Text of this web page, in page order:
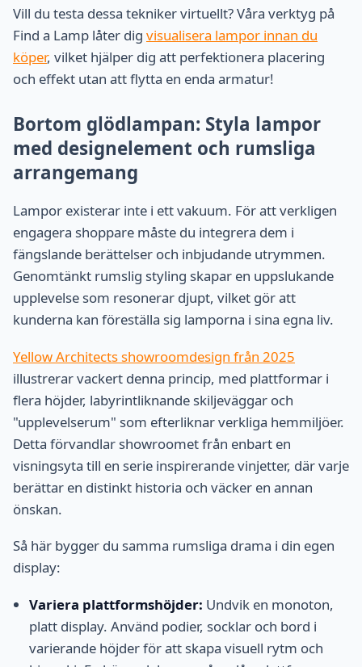
Vill du testa dessa tekniker virtuellt? Våra verktyg på
Find a Lamp låter dig visualisera lampor innan du
köper, vilket hjälper dig att perfektionera placering
och effekt utan att flytta en enda armatur!
Bortom glödlampan: Styla lampor
med designelement och rumsliga
arrangemang
Lampor existerar inte i ett vakuum. För att verkligen
engagera shoppare måste du integrera dem i
fängslande berättelser och inbjudande utrymmen.
Genomtänkt rumslig styling skapar en uppslukande
upplevelse som resonerar djupt, vilket gör att
kunderna kan föreställa sig lamporna i sina egna liv.
Yellow Architects showroomdesign från 2025
illustrerar vackert denna princip, med plattformar i
flera höjder, labyrintliknande skiljeväggar och
"upplevelserum" som efterliknar verkliga hemmiljöer.
Detta förvandlar showroomet från enbart en
visningsyta till en serie inspirerande vinjetter, där varje
berättar en distinkt historia och väcker en annan
önskan.
Så här bygger du samma rumsliga drama i din egen
display:
Variera plattformshöjder: Undvik en monoton,
platt display. Använd podier, socklar och bord i
varierande höjder för att skapa visuell rytm och